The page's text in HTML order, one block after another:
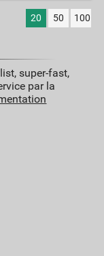
20 50 100
super-fast,
par la